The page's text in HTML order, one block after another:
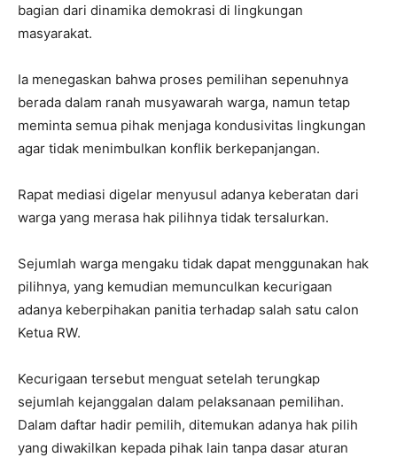
bagian dari dinamika demokrasi di lingkungan
masyarakat.
Ia menegaskan bahwa proses pemilihan sepenuhnya
berada dalam ranah musyawarah warga, namun tetap
meminta semua pihak menjaga kondusivitas lingkungan
agar tidak menimbulkan konflik berkepanjangan.
Rapat mediasi digelar menyusul adanya keberatan dari
warga yang merasa hak pilihnya tidak tersalurkan.
Sejumlah warga mengaku tidak dapat menggunakan hak
pilihnya, yang kemudian memunculkan kecurigaan
adanya keberpihakan panitia terhadap salah satu calon
Ketua RW.
Kecurigaan tersebut menguat setelah terungkap
sejumlah kejanggalan dalam pelaksanaan pemilihan.
Dalam daftar hadir pemilih, ditemukan adanya hak pilih
yang diwakilkan kepada pihak lain tanpa dasar aturan